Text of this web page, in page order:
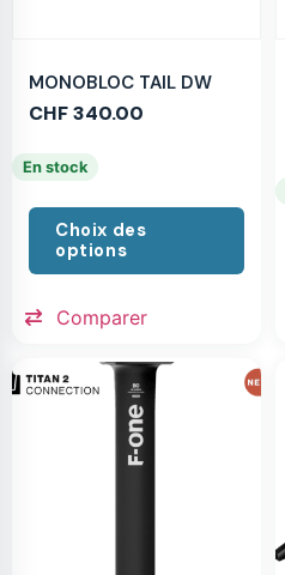
MONOBLOC TAIL DW
CHF340.00
En stock
Choix des
options
Comparer